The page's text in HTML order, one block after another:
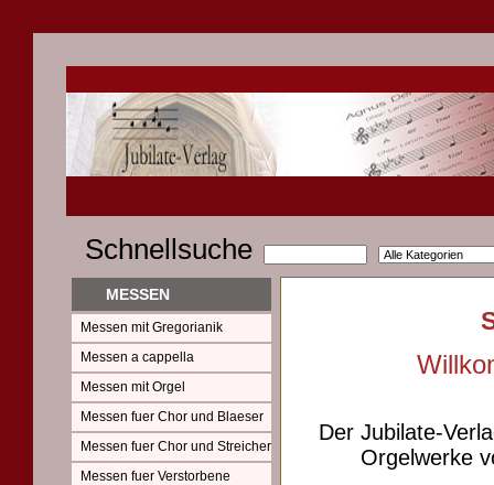
Schnellsuche
MESSEN
Messen mit Gregorianik
Messen a cappella
Messen mit Orgel
Messen fuer Chor und Blaeser
Messen fuer Chor und Streicher
Messen fuer Verstorbene
Der Jubilate-
Orgelwerke